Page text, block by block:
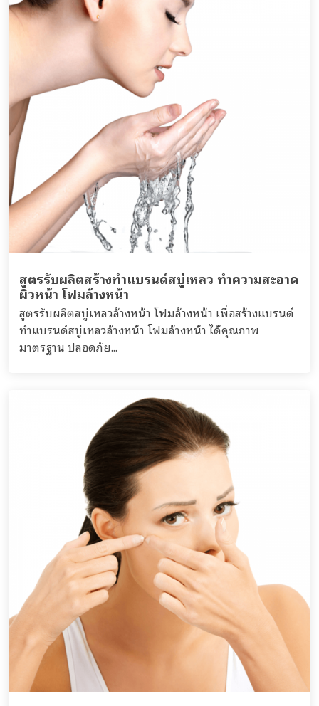
สูตรรับผลิตสร้างทำแบรนด์สบู่เหลว ทำความสะอาด
ผิวหน้า โฟมล้างหน้า
สูตรรับผลิตสบู่เหลวล้างหน้า โฟมล้างหน้า เพื่อสร้างแบรนด์
ทำแบรนด์สบู่เหลวล้างหน้า โฟมล้างหน้า ได้คุณภาพ
มาตรฐาน ปลอดภัย...